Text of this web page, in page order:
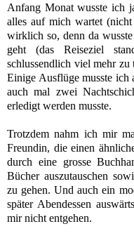
Anfang Monat wusste ich
alles auf mich wartet
wirklich so, denn da
geht (das Reiseziel
schlussendlich viel mehr
Einige Ausflüge musste ich
auch mal zwei
erledigt werden musste.
Trotzdem nahm ich mir
Freundin, die einen
durch eine grosse
Bücher auszutauschen
zu gehen. Und auch ein
später Abendessen
mir nicht entgehen.